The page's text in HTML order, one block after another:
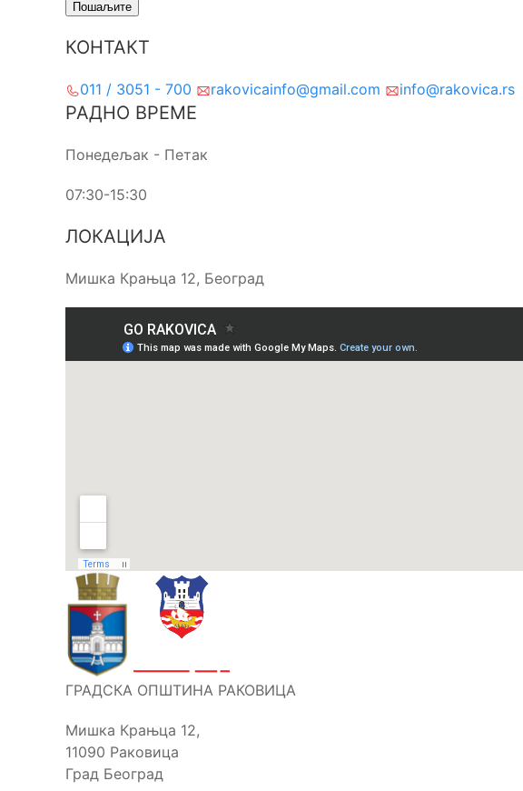
КОНТАКТ
011 / 3051 - 700 rakovicainfo@gmail.com info@rakovica.rs
РАДНО ВРЕМЕ
Понедељак - Петак
07:30-15:30
ЛОКАЦИЈА
Мишка Крањца 12, Београд
ГРАДСКА ОПШТИНА РАКОВИЦА
Мишка Крањца 12,
11090 Раковица
Град Београд